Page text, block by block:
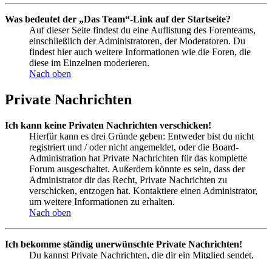
Was bedeutet der „Das Team“-Link auf der Startseite?
Auf dieser Seite findest du eine Auflistung des Forenteams,
einschließlich der Administratoren, der Moderatoren. Du
findest hier auch weitere Informationen wie die Foren, die
diese im Einzelnen moderieren.
Nach oben
Private Nachrichten
Ich kann keine Privaten Nachrichten verschicken!
Hierfür kann es drei Gründe geben: Entweder bist du nicht
registriert und / oder nicht angemeldet, oder die Board-
Administration hat Private Nachrichten für das komplette
Forum ausgeschaltet. Außerdem könnte es sein, dass der
Administrator dir das Recht, Private Nachrichten zu
verschicken, entzogen hat. Kontaktiere einen Administrator,
um weitere Informationen zu erhalten.
Nach oben
Ich bekomme ständig unerwünschte Private Nachrichten!
Du kannst Private Nachrichten, die dir ein Mitglied sendet,